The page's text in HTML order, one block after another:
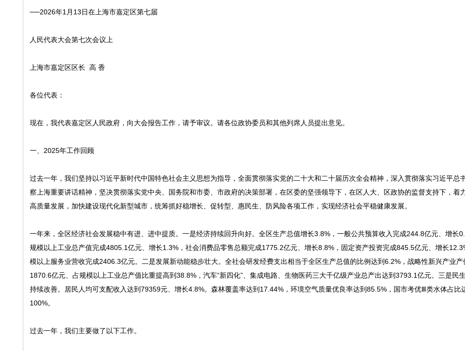
──2026年1月13日在上海市嘉定区第七届
人民代表大会第七次会议上
上海市嘉定区区长 高 香
各位代表：
现在，我代表嘉定区人民政府，向大会报告工作，请予审议。请各位政协委员和其他列席人员提出意见。
一、2025年工作回顾
过去一年，我们坚持以习近平新时代中国特色社会主义思想为指导，全面贯彻落实党的二十大和二十届历次全会精神，深入贯彻落实习近平总
察上海重要讲话精神，坚决贯彻落实党中央、国务院和市委、市政府的决策部署，在区委的坚强领导下，在区人大、区政协的监督支持下，着
高质量发展，加快建设现代化新型城市，统筹抓好稳增长、促转型、惠民生、防风险各项工作，实现经济社会平稳健康发展。
一年来，全区经济社会发展稳中有进、进中提质。一是经济持续回升向好。全区生产总值增长3.8%，一般公共预算收入完成244.8亿元、增长
规模以上工业总产值完成4805.1亿元、增长1.3%，社会消费品零售总额完成1775.2亿元、增长8.8%，固定资产投资完成845.5亿元、增长
模以上服务业营收完成2406.3亿元。二是发展新动能稳步壮大。全社会研发经费支出相当于全区生产总值的比例达到6.2%，战略性新兴产业产
1870.6亿元、占规模以上工业总产值比重提高到38.8%，汽车“新四化”、集成电路、生物医药三大千亿级产业总产出达到3793.1亿元。三是民
持续改善。居民人均可支配收入达到79359元、增长4.8%。森林覆盖率达到17.44%，环境空气质量优良率达到85.5%，国市考优Ⅲ类水体占比
100%。
过去一年，我们主要做了以下工作。